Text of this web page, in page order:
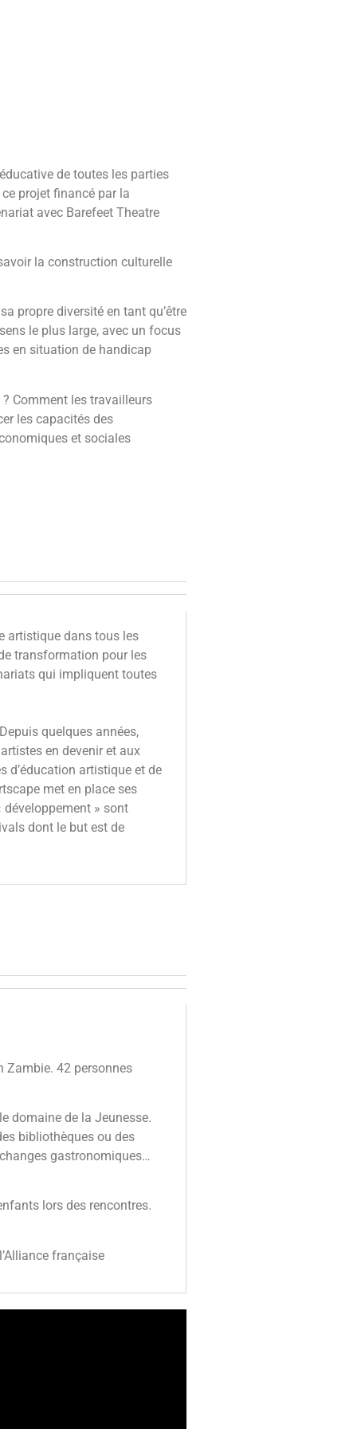
de toutes les parties
projet financé par la
avec Barefeet Theatre
la construction culturelle
propre diversité en tant qu’être
le plus large, avec un focus
en situation de handicap
Comment les travailleurs
les capacités des
et sociales
artistique dans tous les
transformation pour les
qui impliquent toutes
quelques années,
en devenir et aux
d’éducation artistique et de
met en place ses
développement » sont
dont le but est de
Zambie. 42 personnes
domaine de la Jeunesse.
bibliothèques ou des
gastronomiques…
lors des rencontres.
française